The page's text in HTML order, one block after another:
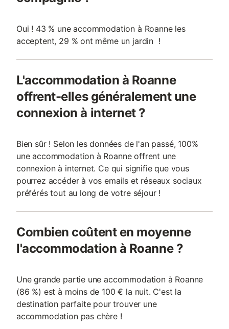
Oui ! 43 % une accommodation à Roanne les
acceptent, 29 % ont même un jardin !
L'accommodation à Roanne
offrent-elles généralement une
connexion à internet ?
Bien sûr ! Selon les données de l'an passé, 100%
une accommodation à Roanne offrent une
connexion à internet. Ce qui signifie que vous
pourrez accéder à vos emails et réseaux sociaux
préférés tout au long de votre séjour !
Combien coûtent en moyenne
l'accommodation à Roanne ?
Une grande partie une accommodation à Roanne
(86 %) est à moins de 100 € la nuit. C'est la
destination parfaite pour trouver une
accommodation pas chère !